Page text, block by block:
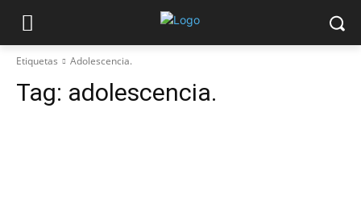
Etiquetas Adolescencia.
Tag: adolescencia.